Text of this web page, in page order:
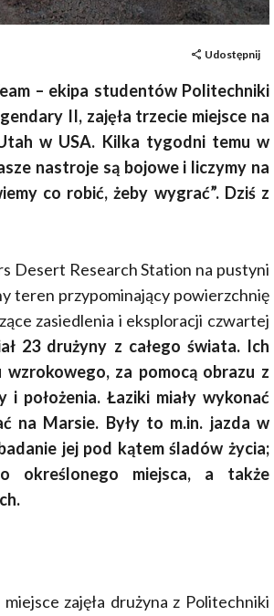
Udostępnij
– ekipa studentów Politechniki
II, zajęła trzecie miejsce na
w USA. Kilka tygodni temu w
nastroje są bojowe i liczymy na
co robić, żeby wygrać”. Dziś z
Desert Research Station na pustyni
teren przypominający powierzchnię
zasiedlenia i eksploracji czwartej
23 drużyny z całego świata. Ich
wzrokowego, za pomocą obrazu z
położenia. Łaziki miały wykonać
na Marsie. Były to m.in. jazda w
jej pod kątem śladów życia;
określonego miejsca, a także
zajęła drużyna z Politechniki